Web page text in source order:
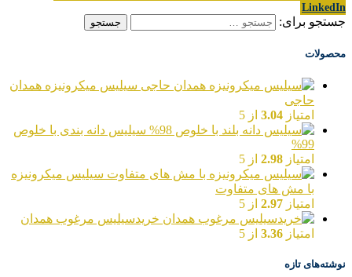
LinkedIn
جستجو برای:
محصولات
سیلیس میکرونیزه همدان
حاجی
امتیاز 3.04 از 5
سیلیس دانه بندی با خلوص
99%
امتیاز 2.98 از 5
سیلیس میکرونیزه
با مش های متفاوت
امتیاز 2.97 از 5
خریدسیلیس مرغوب همدان
امتیاز 3.36 از 5
نوشته‌های تازه